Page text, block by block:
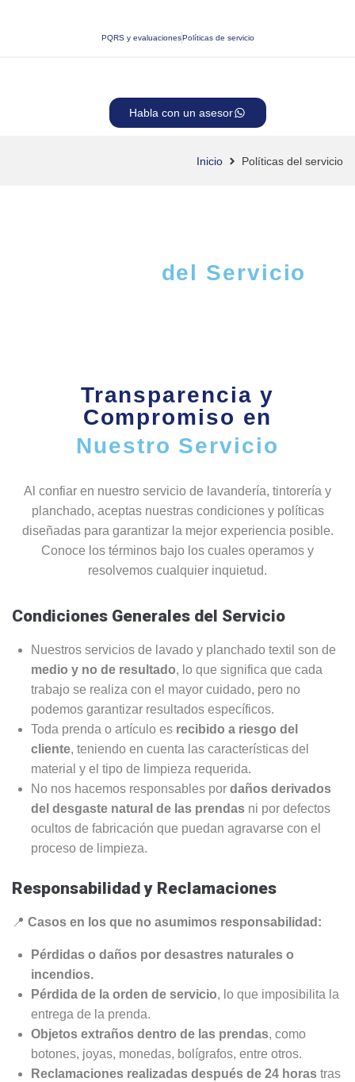
PQRS y evaluacionesPolíticas de servicio
Habla con un asesor
Inicio Políticas del servicio
del Servicio
Transparencia y
Compromiso en
Nuestro Servicio
Al confiar en nuestro servicio de lavandería, tintorería y
planchado, aceptas nuestras condiciones y políticas
diseñadas para garantizar la mejor experiencia posible.
Conoce los términos bajo los cuales operamos y
resolvemos cualquier inquietud.
Condiciones Generales del Servicio
Nuestros servicios de lavado y planchado textil son de
medio y no de resultado, lo que significa que cada
trabajo se realiza con el mayor cuidado, pero no
podemos garantizar resultados específicos.
Toda prenda o artículo es recibido a riesgo del
cliente, teniendo en cuenta las características del
material y el tipo de limpieza requerida.
No nos hacemos responsables por daños derivados
del desgaste natural de las prendas ni por defectos
ocultos de fabricación que puedan agravarse con el
proceso de limpieza.
Responsabilidad y Reclamaciones
📍 Casos en los que no asumimos responsabilidad:
Pérdidas o daños por desastres naturales o
incendios.
Pérdida de la orden de servicio, lo que imposibilita la
entrega de la prenda.
Objetos extraños dentro de las prendas, como
botones, joyas, monedas, bolígrafos, entre otros.
Reclamaciones realizadas después de 24 horas tras